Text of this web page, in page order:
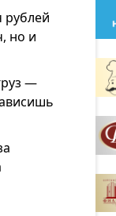
рублей
но и
—